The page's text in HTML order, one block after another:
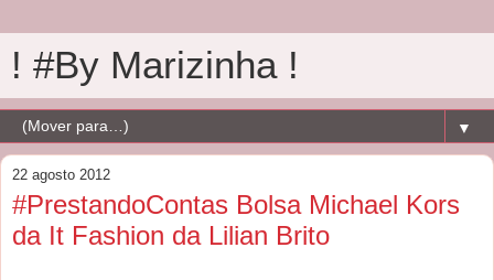
! #By Marizinha !
▼
22 agosto 2012
#PrestandoContas Bolsa Michael Kors
da It Fashion da Lilian Brito